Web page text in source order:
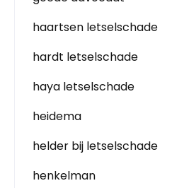
haartsen letselschade
hardt letselschade
haya letselschade
heidema
helder bij letselschade
henkelman